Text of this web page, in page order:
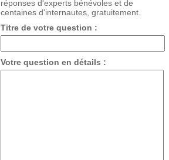
réponses d'experts bénévoles et de
centaines d'internautes, gratuitement.
Titre de votre question :
Votre question en détails :